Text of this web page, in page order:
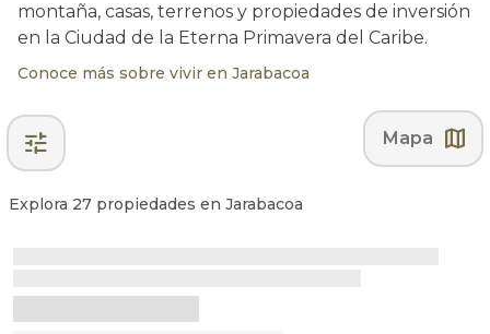
montaña, casas, terrenos y propiedades de inversión
en la Ciudad de la Eterna Primavera del Caribe.
Conoce más sobre vivir en Jarabacoa
tune Mapa map
Explora 27 propiedades en Jarabacoa